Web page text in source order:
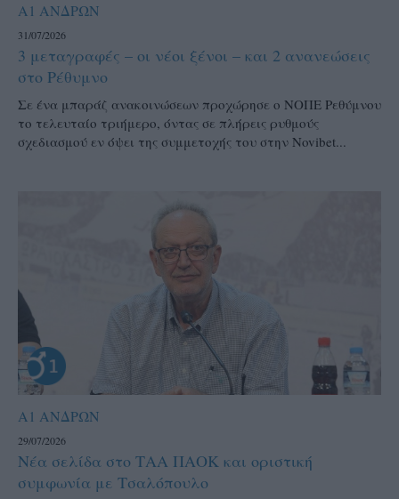
Α1 ΑΝΔΡΩΝ
31/07/2026
3 μεταγραφές – οι νέοι ξένοι – και 2 ανανεώσεις
στο Ρέθυμνο
Σε ένα μπαράζ ανακοινώσεων προχώρησε ο ΝΟΠΕ Ρεθύμνου
το τελευταίο τριήμερο, όντας σε πλήρεις ρυθμούς
σχεδιασμού εν όψει της συμμετοχής του στην Novibet...
Α1 ΑΝΔΡΩΝ
29/07/2026
Νέα σελίδα στο ΤΑΑ ΠΑΟΚ και οριστική
συμφωνία με Τσαλόπουλο